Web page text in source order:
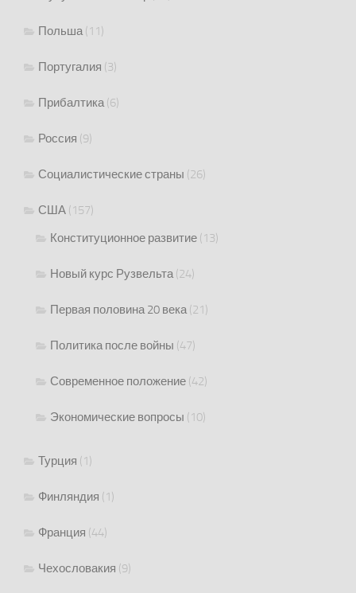
Польша(11)
Португалия (3)
Прибалтика(6)
Россия (9)
Социалистические страны (26)
США (157)
Конституционное развитие (13)
Новый курс Рузвельта(24)
Первая половина 20 века(21)
Политика после войны (47)
Современное положение (42)
Экономические вопросы (10)
Турция (1)
Финляндия (1)
Франция (44)
Чехословакия (9)